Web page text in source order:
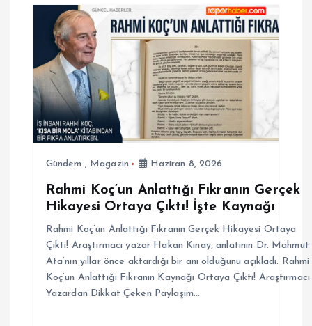
z
n
mGündem , Magazin Haziran 8, 2026
Rahmi Koç’un Anlattığı Fıkranın Gerçek
Hikayesi Ortaya Çıktı! İşte Kaynağı
Rahmi Koç’un Anlattığı Fıkranın Gerçek Hikayesi Ortaya
Çıktı! Araştırmacı yazar Hakan Kınay, anlatının Dr. Mahmut
Ata’nın yıllar önce aktardığı bir anı olduğunu açıkladı. Rahmi
Koç’un Anlattığı Fıkranın Kaynağı Ortaya Çıktı! Araştırmacı
Yazardan Dikkat Çeken Paylaşım…